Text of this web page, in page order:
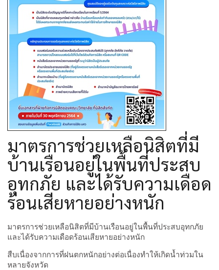
มาตรการช่วยเหลือนิสิตที่มี
บ้านเรือนอยู่ในพื้นที่ประสบ
อุทกภัย และได้รับความเดือด
ร้อนเสียหายอย่างหนัก
มาตรการช่วยเหลือนิสิตที่มีบ้านเรือนอยู่ในพื้นที่ประสบอุทกภัย
และได้รับความเดือดร้อนเสียหายอย่างหนัก
สืบเนื่องจากการที่ฝนตกหนักอย่างต่อเนื่องทำให้เกิดน้ำท่วมใน
หลายจังหวัด